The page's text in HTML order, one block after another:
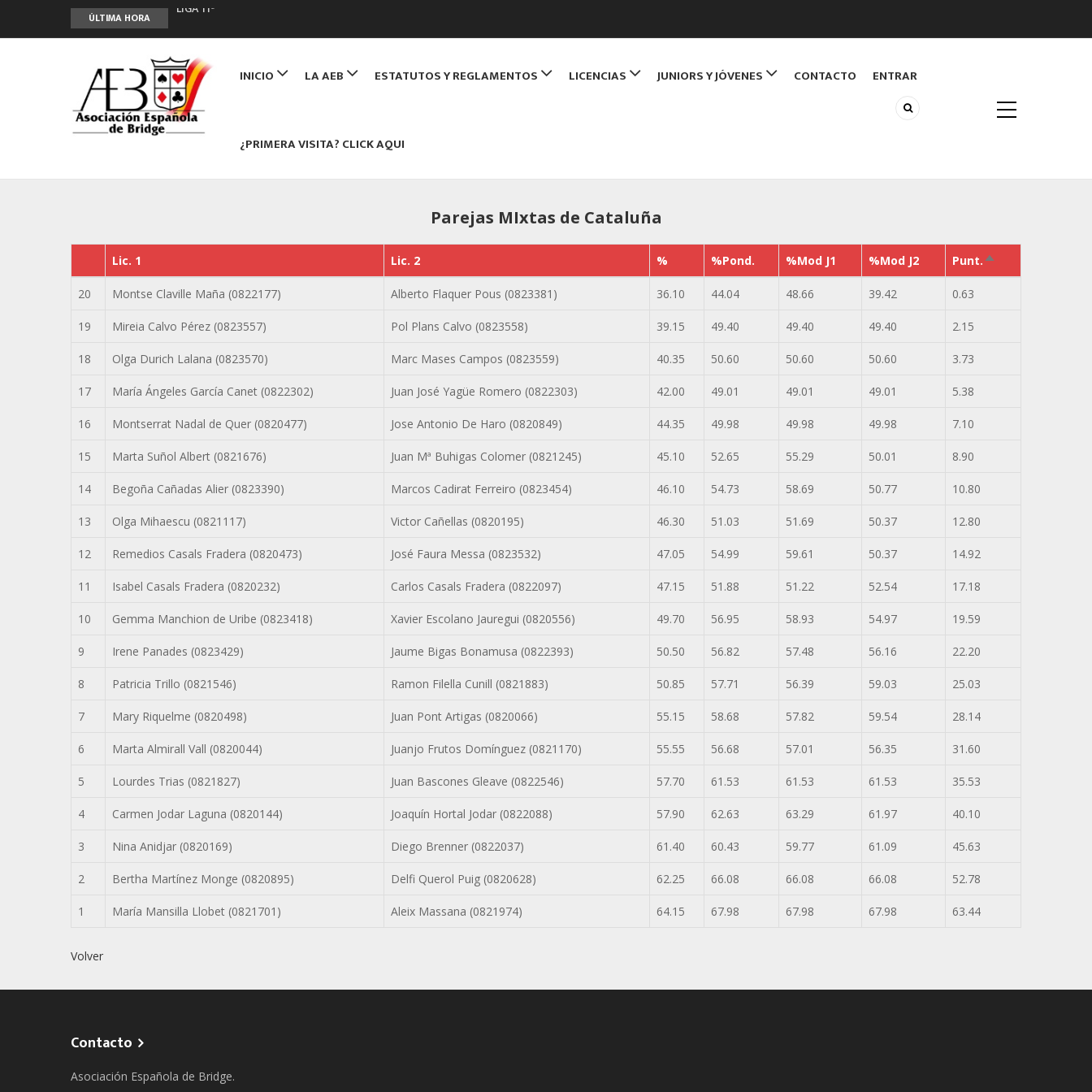
ÚLTIMA HORA
Curso de Formación y Actualización de Monitores de Bridge
ANUNCIATE EN NUESTRA REVISTA
NUEVA PROGRAMACIÓN TORNEOS FUNBRIDGE
navigation
INICIO LA AEB ESTATUTOS Y REGLAMENTOS LICENCIAS JUNIORS Y JÓVENES CONTACTO ENTRAR
¿PRIMERA VISITA? CLICK AQUI
Parejas MIxtas de Cataluña
Lic. 1 Lic. 2 % %Pond. %Mod J1 %Mod J2 Punt.Ordenar
descendente
20
Montse Claville Maña (0822177) Alberto Flaquer Pous (0823381) 36.10 44.04 48.66 39.42 0.63
19 Mireia Calvo Pérez (0823557) Pol Plans Calvo (0823558) 39.15 49.40 49.40 49.40 2.15
18 Olga Durich Lalana (0823570) Marc Mases Campos (0823559) 40.35 50.60 50.60 50.60 3.73
17 María Ángeles García Canet (0822302) Juan José Yagüe Romero (0822303) 42.00 49.01 49.01 49.01 5.38
16 Montserrat Nadal de Quer (0820477) Jose Antonio De Haro (0820849) 44.35 49.98 49.98 49.98 7.10
15 Marta Suñol Albert (0821676) Juan Mª Buhigas Colomer (0821245) 45.10 52.65 55.29 50.01 8.90
14 Begoña Cañadas Alier (0823390) Marcos Cadirat Ferreiro (0823454) 46.10 54.73 58.69 50.77 10.80
13 Olga Mihaescu (0821117) Victor Cañellas (0820195) 46.30 51.03 51.69 50.37 12.80
12 Remedios Casals Fradera (0820473) José Faura Messa (0823532) 47.05 54.99 59.61 50.37 14.92
11 Isabel Casals Fradera (0820232) Carlos Casals Fradera (0822097) 47.15 51.88 51.22 52.54 17.18
10 Gemma Manchion de Uribe (0823418) Xavier Escolano Jauregui (0820556) 49.70 56.95 58.93 54.97 19.59
9 Irene Panades (0823429) Jaume Bigas Bonamusa (0822393) 50.50 56.82 57.48 56.16 22.20
8 Patricia Trillo (0821546) Ramon Filella Cunill (0821883) 50.85 57.71 56.39 59.03 25.03
7 Mary Riquelme (0820498) Juan Pont Artigas (0820066) 55.15 58.68 57.82 59.54 28.14
6 Marta Almirall Vall (0820044) Juanjo Frutos Domínguez (0821170) 55.55 56.68 57.01 56.35 31.60
5 Lourdes Trias (0821827) Juan Bascones Gleave (0822546) 57.70 61.53 61.53 61.53 35.53
4 Carmen Jodar Laguna (0820144) Joaquín Hortal Jodar (0822088) 57.90 62.63 63.29 61.97 40.10
3 Nina Anidjar (0820169) Diego Brenner (0822037) 61.40 60.43 59.77 61.09 45.63
2 Bertha Martínez Monge (0820895) Delfi Querol Puig (0820628) 62.25 66.08 66.08 66.08 52.78
1 María Mansilla Llobet (0821701) Aleix Massana (0821974) 64.15 67.98 67.98 67.98 63.44
Volver
Contacto
Asociación Española de Bridge.